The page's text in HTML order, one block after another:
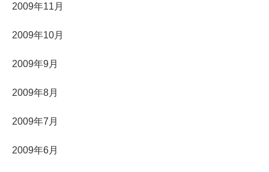
2009年11月
2009年10月
2009年9月
2009年8月
2009年7月
2009年6月